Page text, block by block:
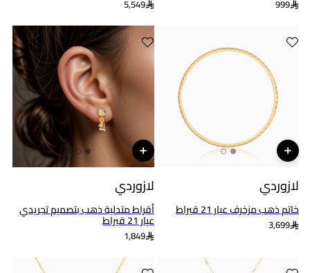
999
5,549
لازوردي
خاتم ذهب مزخرف عيار 21 قيراط
3,699
لازوردي
أقراط متدلية ذهب بتصميم تجريدي
عيار 21 قيراط
1,849